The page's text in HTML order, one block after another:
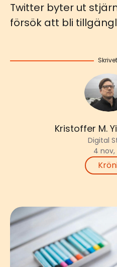
Twitter byter ut
försök att bli
Kristoffer M.
Digital
4 nov,